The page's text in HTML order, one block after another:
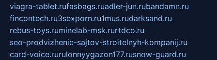
viagra-tablet.rufasbags.ruadler-jun.rubandamn.ru
fincontech.ru3sexporn.ru1mus.rudarksand.ru
rebus-toys.ruminelab-msk.rurtdco.ru
seo-prodvizhenie-sajtov-stroitelnyh-kompanij.ru
card-voice.rurulonnyygazon177.rusnow-guard.ru